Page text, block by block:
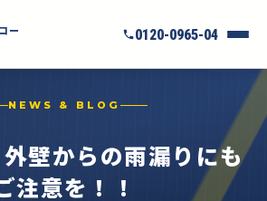
ー 0120-0965-04
NEWS & BLOG
外壁からの雨漏りにも
注意を！！